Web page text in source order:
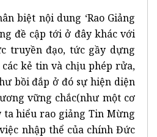
biệt nội dung ‘Rao Giảng
đề cập tới ở đây khác với
truyền đạo, tức gầy dựng
kẻ tin và chịu phép rửa,
bồi đắp ở đó sự hiện diện
vững chắc(như một cơ
ta hiểu rao giảng Tin Mừng
nhập thể của chính Đức